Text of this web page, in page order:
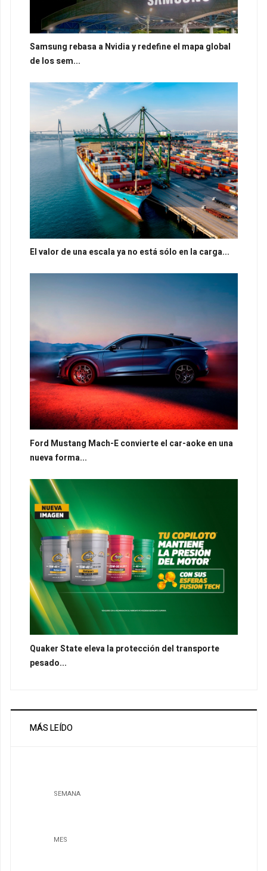
Samsung rebasa a Nvidia y redefine el mapa global
de los sem...
El valor de una escala ya no está sólo en la carga...
Ford Mustang Mach-E convierte el car-aoke en una
nueva forma...
Quaker State eleva la protección del transporte
pesado...
MÁS LEÍDO
SEMANA
MES